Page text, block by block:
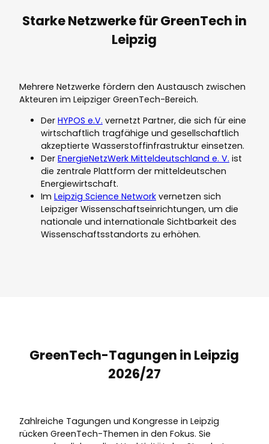
Starke Netzwerke für GreenTech in
Leipzig
Mehrere Netzwerke fördern den Austausch zwischen
Akteuren im Leipziger GreenTech-Bereich.
Der HYPOS e.V. vernetzt Partner, die sich für eine
wirtschaftlich tragfähige und gesellschaftlich
akzeptierte Wasserstoffinfrastruktur einsetzen.
Der EnergieNetzWerk Mitteldeutschland e. V. ist
die zentrale Plattform der mitteldeutschen
Energiewirtschaft.
Im Leipzig Science Network vernetzen sich
Leipziger Wissenschaftseinrichtungen, um die
nationale und internationale Sichtbarkeit des
Wissenschaftsstandorts zu erhöhen.
GreenTech-Tagungen in Leipzig
2026/27
Zahlreiche Tagungen und Kongresse in Leipzig
rücken GreenTech-Themen in den Fokus. Sie